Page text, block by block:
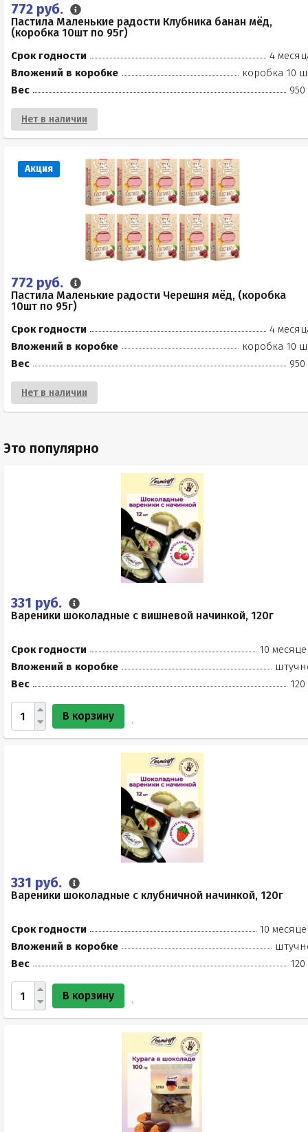
772 руб.
Пастила Маленькие радости Клубника банан мёд,
(коробка 10шт по 95г)
Срок годности
4
Вложений в коробке
коробка 10
Вес
950
Нет в наличии
Акция
772 руб.
Пастила Маленькие радости Черешня мёд, (коробка
10шт по 95г)
Срок годности
4
Вложений в коробке
коробка 10
Вес
950
Нет в наличии
Это популярно
331 руб.
Вареники шоколадные с вишневой начинкой, 120г
Срок годности
10
Вложений в коробке
Вес
120
В корзину
331 руб.
Вареники шоколадные с клубничной начинкой, 120г
Срок годности
10
Вложений в коробке
Вес
120
В корзину